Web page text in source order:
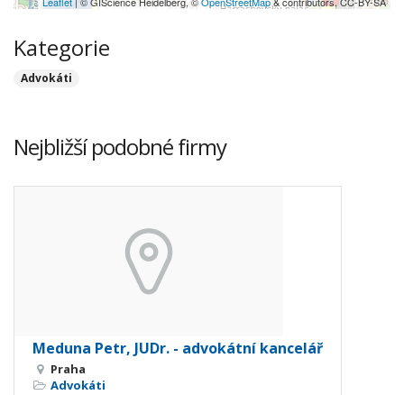
Kategorie
Advokáti
Nejbližší podobné firmy
Meduna Petr, JUDr. - advokátní kancelář
Praha
Advokáti